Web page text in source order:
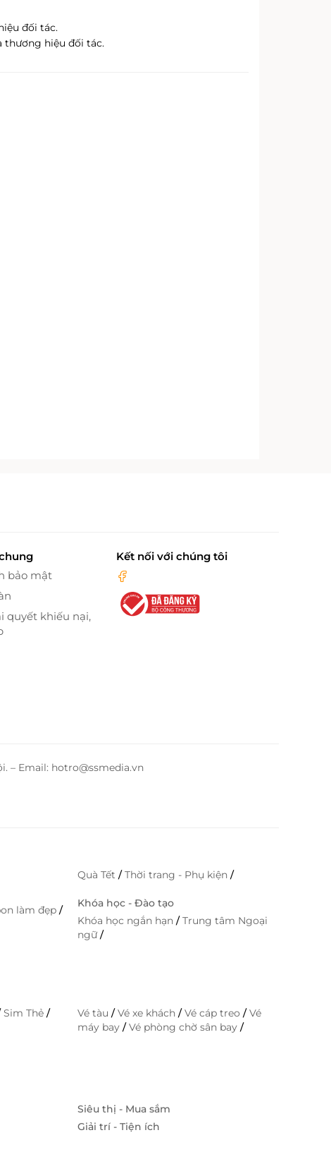
đối tác.
thương hiệu đối tác.
bảo mật
quyết khiếu nại,
Kết nối với chúng tôi
– Email: hotro@ssmedia.vn
làm đẹp /
Quà Tết /Thời trang - Phụ kiện /
Khóa học - Đào tạo
Khóa học ngắn hạn /Trung tâm Ngoại
ngữ/
Sim Thẻ / Vé tàu /Vé xe khách /Vé cáp treo /Vé
máy bay /Vé phòng chờ sân bay /
Siêu thị - Mua sắm
Giải trí - Tiện ích